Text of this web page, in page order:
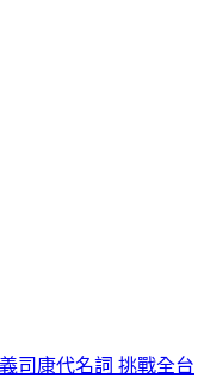
司康代名詞 挑戰全台